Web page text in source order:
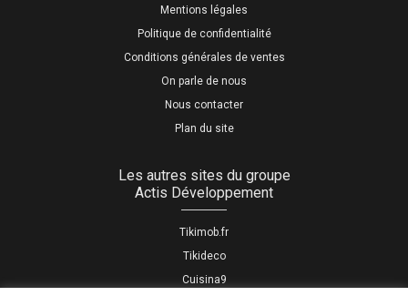
Mentions légales
Politique de confidentialité
Conditions générales de ventes
On parle de nous
Nous contacter
Plan du site
Les autres sites du groupe
Actis Développement
Tikimob.fr
Tikideco
Cuisina9